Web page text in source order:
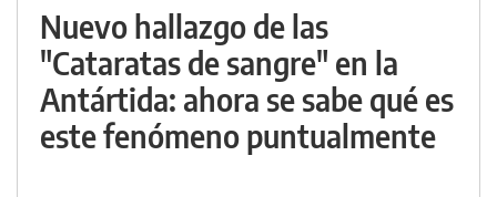
Nuevo hallazgo de las
"Cataratas de sangre" en la
Antártida: ahora se sabe qué es
este fenómeno puntualmente